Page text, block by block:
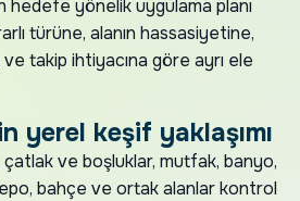
hedefe yönelik uygulama planı
türüne, alanın hassasiyetine,
takip ihtiyacına göre ayrı ele
yerel keşif yaklaşımı
ve boşluklar, mutfak, banyo,
bahçe ve ortak alanlar kontrol